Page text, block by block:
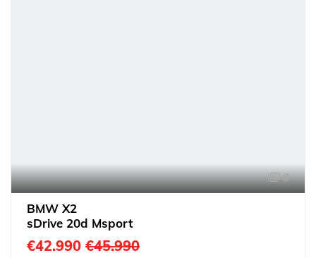
8
BMW X2
sDrive 20d Msport
€42.990 €45.990